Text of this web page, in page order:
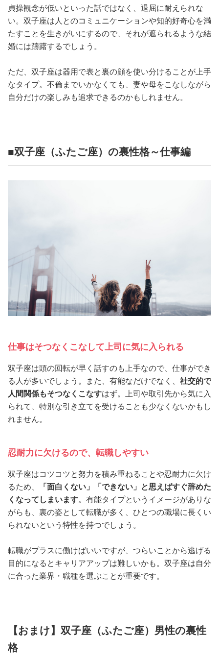
貞操観念が低いといった話ではなく、退屈に耐えられな
い。双子座は人とのコミュニケーションや知的好奇心を満
たすことを生きがいにするので、それが遮られるような結
婚には躊躇するでしょう。
ただ、双子座は器用で表と裏の顔を使い分けることが上手
なタイプ。不倫までいかなくても、妻や母をこなしながら
自分だけの楽しみも追求できるのかもしれません。
■双子座（ふたご座）の裏性格～仕事編
仕事はそつなくこなして上司に気に入られる
双子座は頭の回転が早く話すのも上手なので、仕事ができ
る人が多いでしょう。また、有能なだけでなく、 社交的で
人間関係もそつなくこなすはず。上司や取引先から気に入
られて、特別な引き立てを受けることも少なくないかもし
れません。
忍耐力に欠けるので、転職しやすい
双子座はコツコツと努力を積み重ねることや忍耐力に欠け
るため、
「面白くない」「できない」と思えばすぐ辞めた
くなってしまいます。有能タイプというイメージがありな
がらも、裏の姿として転職が多く、ひとつの職場に長くい
られないという特性を持つでしょう。
転職がプラスに働けばいいですが、つらいことから逃げる
目的になるとキャリアアップは難しいかも。双子座は自分
に合った業界・職種を選ぶことが重要です。
【おまけ】双子座（ふたご座）男性の裏性
格